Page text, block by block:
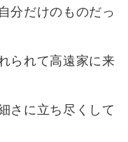
分だけのものだっ
られて高遠家に来
さに立ち尽くして